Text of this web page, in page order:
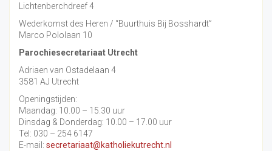
Lichtenberchdreef 4
Wederkomst des Heren / “Buurthuis Bij Bosshardt”
Marco Pololaan 10
Parochiesecretariaat Utrecht
Adriaen van Ostadelaan 4
3581 AJ Utrecht
Openingstijden:
Maandag: 10.00 – 15.30 uur
Dinsdag & Donderdag: 10.00 – 17.00 uur
Tel: 030 – 254 6147
E-mail: secretariaat@katholiekutrecht.nl